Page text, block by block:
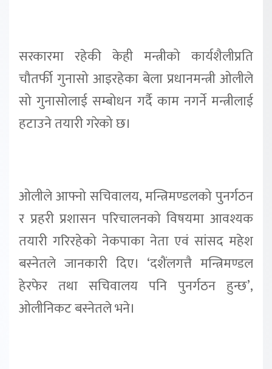
सरकारमा रहेकी केही मन्त्रीको कार्यशैलीप्रति
चौतर्फी गुनासो आइरहेका बेला प्रधानमन्त्री ओलीले
सो गुनासोलाई सम्बोधन गर्दै काम नगर्ने मन्त्रीलाई
हटाउने तयारी गरेको छ।
ओलीले आफ्नो सचिवालय, मन्त्रिमण्डलको पुनर्गठन
र प्रहरी प्रशासन परिचालनको विषयमा आवश्यक
तयारी गरिरहेको नेकपाका नेता एवं सांसद महेश
बस्नेतले जानकारी दिए। ‘दशैंलगत्तै मन्त्रिमण्डल
हेरफेर तथा सचिवालय पनि पुनर्गठन हुन्छ’,
ओलीनिकट बस्नेतले भने।